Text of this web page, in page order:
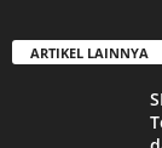
ARTIKEL LAINNYA